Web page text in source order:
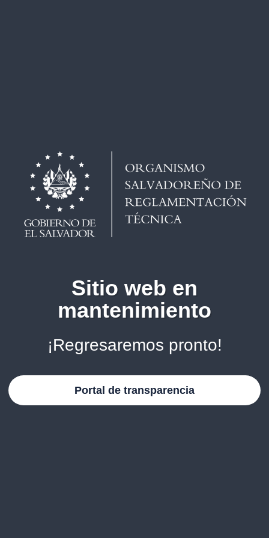
Sitio web en
mantenimiento
¡Regresaremos pronto!
Portal de transparencia